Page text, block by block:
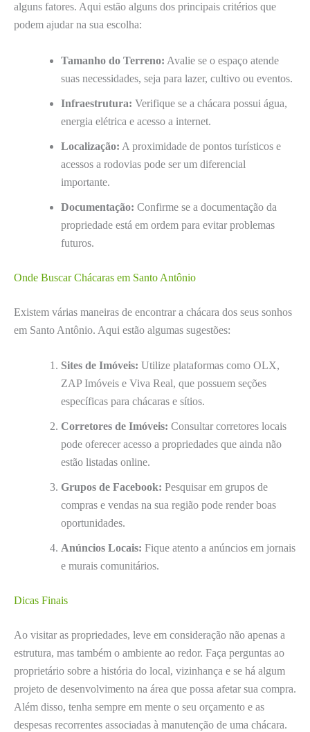
alguns fatores. Aqui estão alguns dos principais critérios que
podem ajudar na sua escolha:
Tamanho do Terreno: Avalie se o espaço atende
suas necessidades, seja para lazer, cultivo ou eventos.
Infraestrutura: Verifique se a chácara possui água,
energia elétrica e acesso a internet.
Localização: A proximidade de pontos turísticos e
acessos a rodovias pode ser um diferencial
importante.
Documentação: Confirme se a documentação da
propriedade está em ordem para evitar problemas
futuros.
Onde Buscar Chácaras em Santo Antônio
Existem várias maneiras de encontrar a chácara dos seus sonhos
em Santo Antônio. Aqui estão algumas sugestões:
Sites de Imóveis: Utilize plataformas como OLX,
ZAP Imóveis e Viva Real, que possuem seções
específicas para chácaras e sítios.
Corretores de Imóveis: Consultar corretores locais
pode oferecer acesso a propriedades que ainda não
estão listadas online.
Grupos de Facebook: Pesquisar em grupos de
compras e vendas na sua região pode render boas
oportunidades.
Anúncios Locais: Fique atento a anúncios em jornais
e murais comunitários.
Dicas Finais
Ao visitar as propriedades, leve em consideração não apenas a
estrutura, mas também o ambiente ao redor. Faça perguntas ao
proprietário sobre a história do local, vizinhança e se há algum
projeto de desenvolvimento na área que possa afetar sua compra.
Além disso, tenha sempre em mente o seu orçamento e as
despesas recorrentes associadas à manutenção de uma chácara.